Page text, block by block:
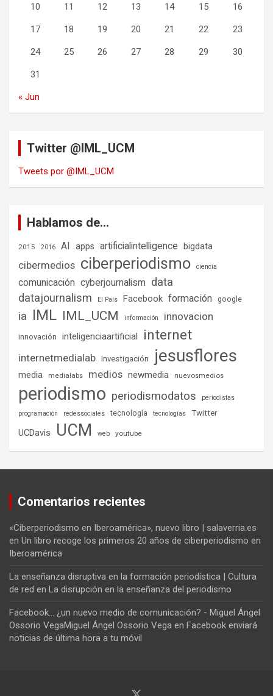
10 11 12 13 14 15 16
17 18 19 20 21 22 23
24 25 26 27 28 29 30
31
« Jun
Twitter @IML_UCM
Tweets por @IML_UCM
Hablamos de…
2015 2016 AI apps artificialintelligence bigdata
cibermedios ciberperiodismo ciencia
comunicación cyberjournalism data
datajournalism El País Facebook formación google
ia IML IML_UCM información innovacion
innovación inteligenciaartificial internet
internetmedialab Investigación jesusflores
media medialabs medios newmedia nuevosmedios
periodismo periodismodatos
periodistas
programación
redessociales tecnología tecnologías Twitter
UCDavis UCM web youtube
Comentarios recientes
«Ciberperiodismo en Iberoamérica», nuevo libro | salaverria.es
en Un libro recoge los primeros 20 años de ciberperiodismo en
Iberoamérica
La enseñanza disruptiva en la formación periodística | Cultura
de red en La disrupción en la enseñanza del periodismo
Facebook... ¿un nuevo medio de comunicación? - Miguel Ángel
Ossorio VegaMiguel Ángel Ossorio Vega en Facebook enviará
noticias de última hora a tu móvil